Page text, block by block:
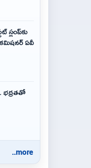
ఏవీ
భద్రతతో
..more